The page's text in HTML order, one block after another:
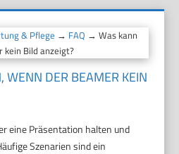
& Pflege → FAQ → Was kann
kein Bild anzeigt?
WENN DER BEAMER KEIN
eine Präsentation halten und
Szenarien sind ein